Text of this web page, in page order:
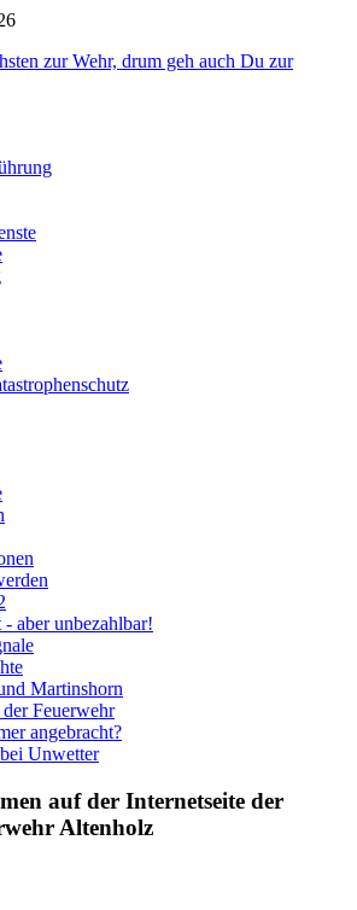
zur Wehr, drum geh auch Du zur
aber unbezahlbar!
Martinshorn
Feuerwehr
angebracht?
Unwetter
auf der Internetseite der
Altenholz